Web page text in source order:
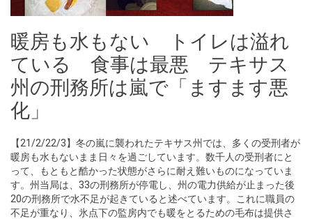
暖房も水もない トイレは溢れ
ている 食事は最悪 テキサス
州の刑務所は嵐で「ますます悪
化」
【21/2/22/3】冬の嵐に襲われたテキサス州では、多くの受刑者が
暖房も水もないまま日々を過ごしています。数千人の受刑者にと
って、もともと酷かった状態がさらに耐え難いものになっていま
す。州当局は、33の刑務所が停電し、州の電力供給が止まった後
20の刑務所で水不足が起きていると述べています。これに職員の
不足が重なり、氷点下の監房内でも暖をとるための毛布は提供さ